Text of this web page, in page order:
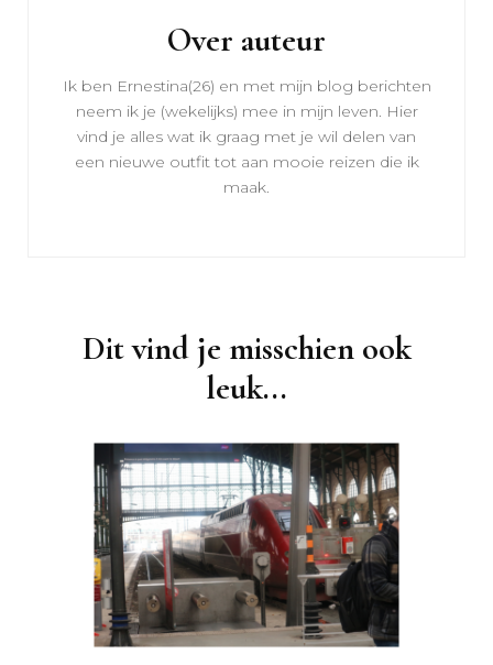
Over auteur
Ik ben Ernestina(26) en met mijn blog berichten
neem ik je (wekelijks) mee in mijn leven. Hier
vind je alles wat ik graag met je wil delen van
een nieuwe outfit tot aan mooie reizen die ik
maak.
Dit vind je misschien ook
leuk...